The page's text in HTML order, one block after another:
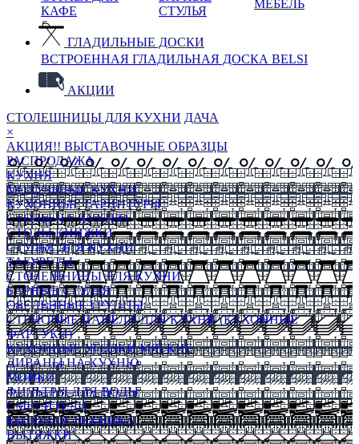
КАФЕ
СТУЛЬЯ
МЕБЕЛЬ
ГЛАДИЛЬНЫЕ ДОСКИ
ВСТРОЕННАЯ ГЛАДИЛЬНАЯ ДОСКА BELSI
АКЦИИ
СТОЛЕШНИЦЫ ДЛЯ КУХНИ ДАЧА
×
АКЦИЯ!! ВЫСТАВОЧНЫЕ ОБРАЗЦЫ
РАСПРОДАЖА
КУХНЯ
МОДУЛЬНЫЕ КУХНИ
КУХОННЫЕ ГАРНИТУРЫ
СТОЛЫ НА КУХНЮ
СТОЛЫ КНИЖКИ
СТУЛЬЯ ДЛЯ КУХНИ
ТАБУРЕТЫ
СТОЛЕШНИЦЫ ДЛЯ КУХНИ
БАРНЫЕ СТУЛЬЯ
ОБЕДЕННЫЕ ГРУППЫ
СТЕНОВЫЕ ПАНЕЛИ ДЛЯ КУХНИ (КУХОННЫЕ
ФАРТУКИ)
КУХОННЫЕ УГОЛКИ МЯГКИЕ
ДИВАНЫ НА КУХНЮ
МОЙКИ
ФИЛЬТРЫ ДЛЯ ВОДЫ
СМЕСИТЕЛИ
БЫТОВАЯ ТЕХНИКА
ВЫТЯЖКИ